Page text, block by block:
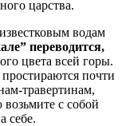
царства.
водам
переводится,
цвета всей горы.
почти
травертинам,
возьмите с собой
себе.